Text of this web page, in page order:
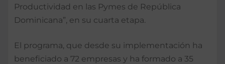
Productividad en las Pymes de República
Dominicana”, en su cuarta etapa.
El programa, que desde su implementación ha
beneficiado a 72 empresas y ha formado a 35